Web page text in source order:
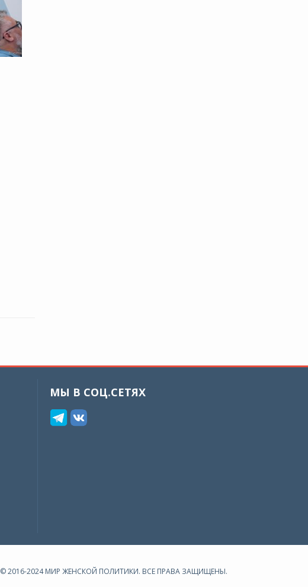
МЫ В СОЦ.СЕТЯХ
© 2016-2024 МИР ЖЕНСКОЙ ПОЛИТИКИ. ВСЕ ПРАВА ЗАЩИЩЕНЫ.